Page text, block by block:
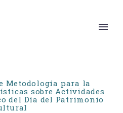
Metodología para la
sobre Actividades
del Día del Patrimonio